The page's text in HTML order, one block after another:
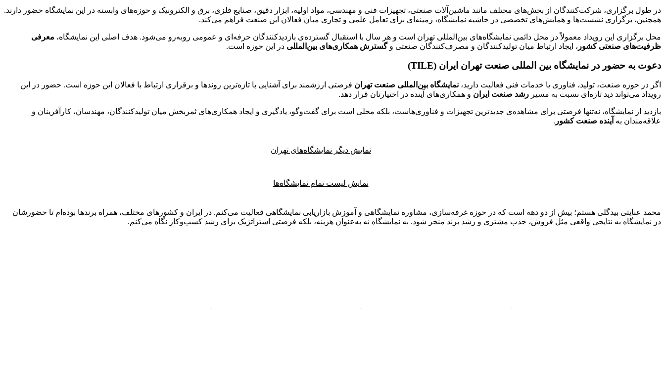
در طول برگزاری، شرکت‌کنندگان از بخش‌های مختلف مانند ماشین‌آلات صنعتی، تجهیزات فنی و مهندسی، مواد اولیه، ابزار دقیق، صنایع فلزی، برق و الکترونیک و حوزه‌های وابسته در این نمایشگاه حضور دارند.
همچنین، برگزاری نشست‌ها و همایش‌های تخصصی در حاشیه نمایشگاه، زمینه‌ای برای تعامل علمی و تجاری میان فعالان این صنعت فراهم می‌کند.
محل برگزاری این رویداد معمولاً در محل دائمی نمایشگاه‌های بین‌المللی تهران است و هر سال با استقبال گسترده‌ی بازدیدکنندگان حرفه‌ای و عمومی روبه‌رو می‌شود. هدف اصلی این نمایشگاه، معرفی
ظرفیت‌های صنعتی کشور ، ایجاد ارتباط میان تولیدکنندگان و مصرف‌کنندگان صنعتی وگسترش همکاری‌های بین‌المللی در این حوزه است.
دعوت به حضور در نمایشگاه بین المللی صنعت تهران ایران (TILE)
اگر در حوزه صنعت، تولید، فناوری یا خدمات فنی فعالیت دارید، نمایشگاه بین‌المللی صنعت تهران فرصتی ارزشمند برای آشنایی با تازه‌ترین روندها و برقراری ارتباط با فعالان این حوزه است. حضور در این
رویداد می‌تواند دید تازه‌ای نسبت به مسیر رشد صنعت ایران و همکاری‌های آینده در اختیارتان قرار دهد.
بازدید از نمایشگاه، نه‌تنها فرصتی برای مشاهده‌ی جدیدترین تجهیزات و فناوری‌هاست، بلکه محلی است برای گفت‌وگو، یادگیری و ایجاد همکاری‌های ثمربخش میان تولیدکنندگان، مهندسان، کارآفرینان و
علاقه‌مندان به آینده صنعت کشور .
نمایش دیگر نمایشگاه‌های تهران
نمایش لیست تمام نمایشگاه‌ها
محمد عنایتی بیدگلی هستم؛ بیش از دو دهه است که در حوزه غرفه‌سازی، مشاوره نمایشگاهی و آموزش بازاریابی نمایشگاهی فعالیت می‌کنم. در ایران و کشورهای مختلف، همراه برندها بوده‌ام تا حضورشان
در نمایشگاه به نتایجی واقعی مثل فروش، جذب مشتری و رشد برند منجر شود. به نمایشگاه نه به‌عنوان هزینه، بلکه فرصتی استراتژیک برای رشد کسب‌وکار نگاه می‌کنم.